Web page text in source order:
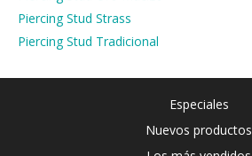
Piercing Stud Strass
Piercing Stud Tradicional
Especiales
Nuevos productos